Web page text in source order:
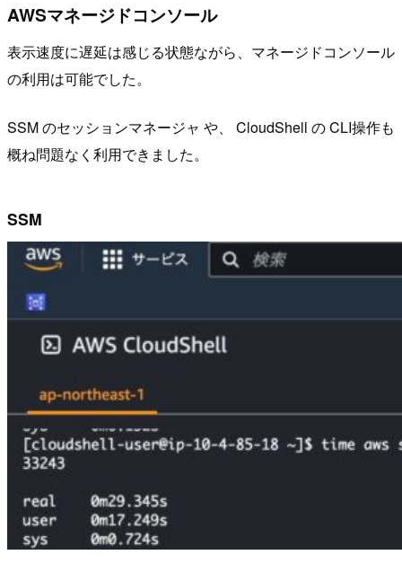
AWSマネージドコンソール
表示速度に遅延は感じる状態ながら、マネージドコンソール
の利用は可能でした。
SSM のセッションマネージャ や、 CloudShell の CLI操作も
概ね問題なく利用できました。
SSM